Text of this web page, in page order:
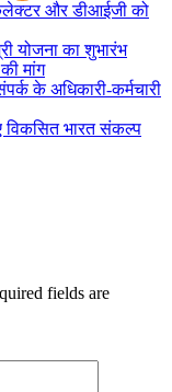
और डीआईजी को
योजना का शुभारंभ
मांग
के अधिकारी-कर्मचारी
विकसित भारत संकल्प
fields are